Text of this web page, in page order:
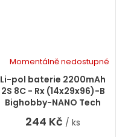
Li-pol baterie 2200mAh
2S 8C - Rx (14x29x96)-B
Bighobby-NANO Tech
Momentálně nedostupné
244 Kč / ks